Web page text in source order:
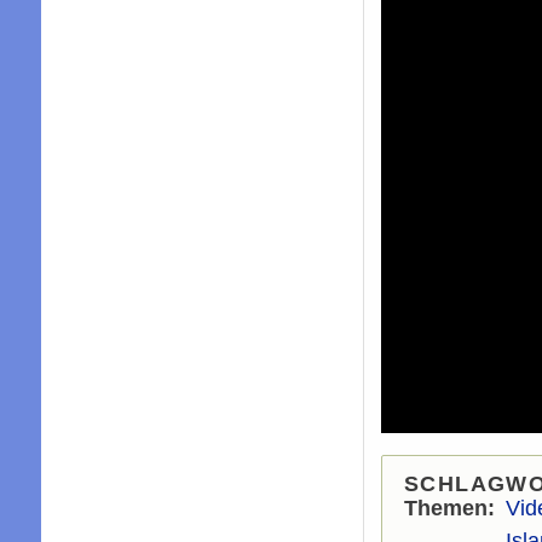
Themen